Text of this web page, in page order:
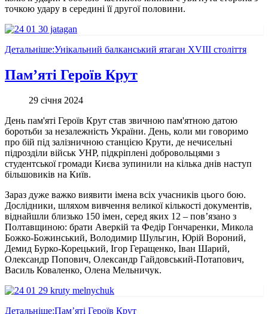
точкою удару в середині її другої половини.
Детальніше:Унікальний балканський ятаган XVIII століття
Пам’яті Героїв Крут
29 січня 2024
День пам'яті Героїв Крут став звичною пам'ятною датою
боротьби за незалежність України. День, коли ми говоримо
про бій під залізничною станцією Крути, де нечисельні
підрозділи військ УНР, підкріплені добровольцями з
студентської громади Києва зупинили на кілька днів наступ
більшовиків на Київ.
Зараз дуже важко виявити імена всіх учасників цього бою.
Дослідники, шляхом вивчення великої кількості документів,
віднайшли близько 150 імен, серед яких 12 – пов’язано з
Полтавщиною: брати Аверкій та Федір Гончаренки, Микола
Божко-Божинський, Володимир Шульгин, Юрій Вороний,
Демид Бурко-Корецький, Ігор Геращенко, Іван Шарий,
Олександр Попович, Олександр Гайдовський-Потапович,
Василь Коваленко, Олена Мельничук.
Детальніше:Пам’яті Героїв Крут